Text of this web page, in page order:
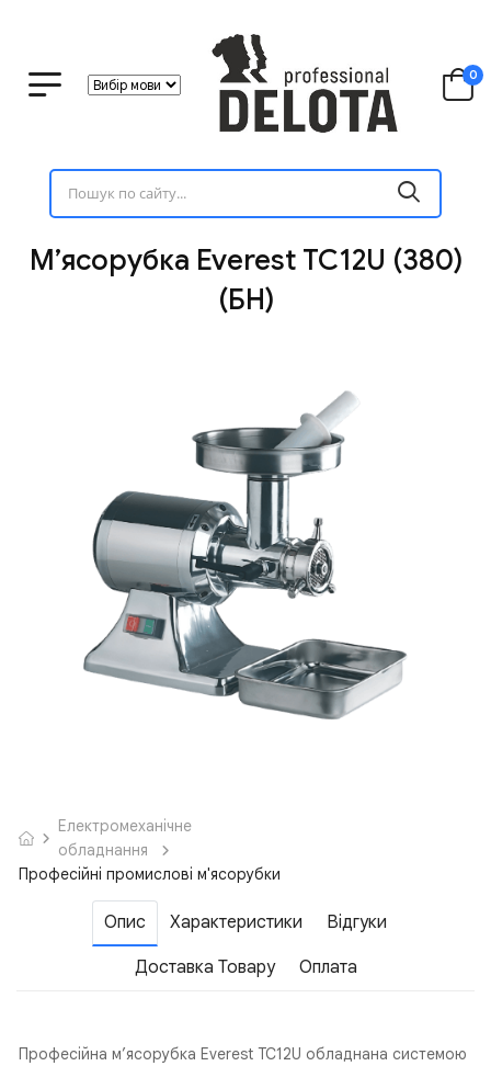
0
М’ясорубка Everest TC12U (380)
(БН)
Електромеханічне
обладнання
Професійні промислові м'ясорубки
Опис Характеристики Відгуки
Доставка Товару Оплата
Професійна м’ясорубка Everest TC12U обладнана системою